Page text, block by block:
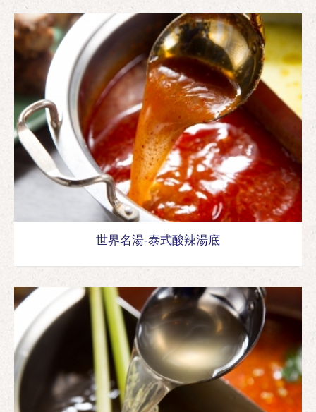
世界名湯-泰式酸辣湯底